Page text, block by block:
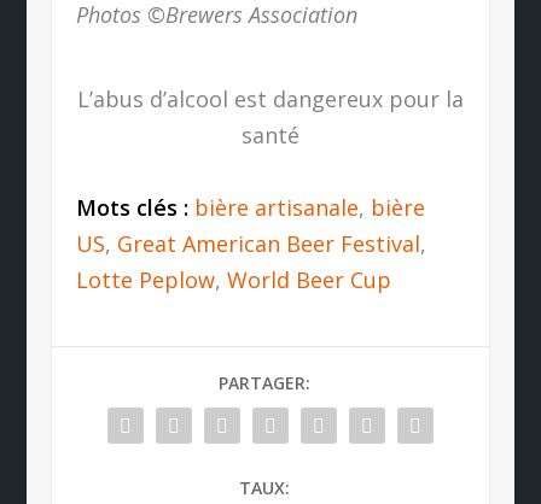
Photos ©Brewers Association
L’abus d’alcool est dangereux pour la
santé
Mots clés : bière artisanale, bière
US, Great American Beer Festival,
Lotte Peplow, World Beer Cup
PARTAGER:
TAUX: